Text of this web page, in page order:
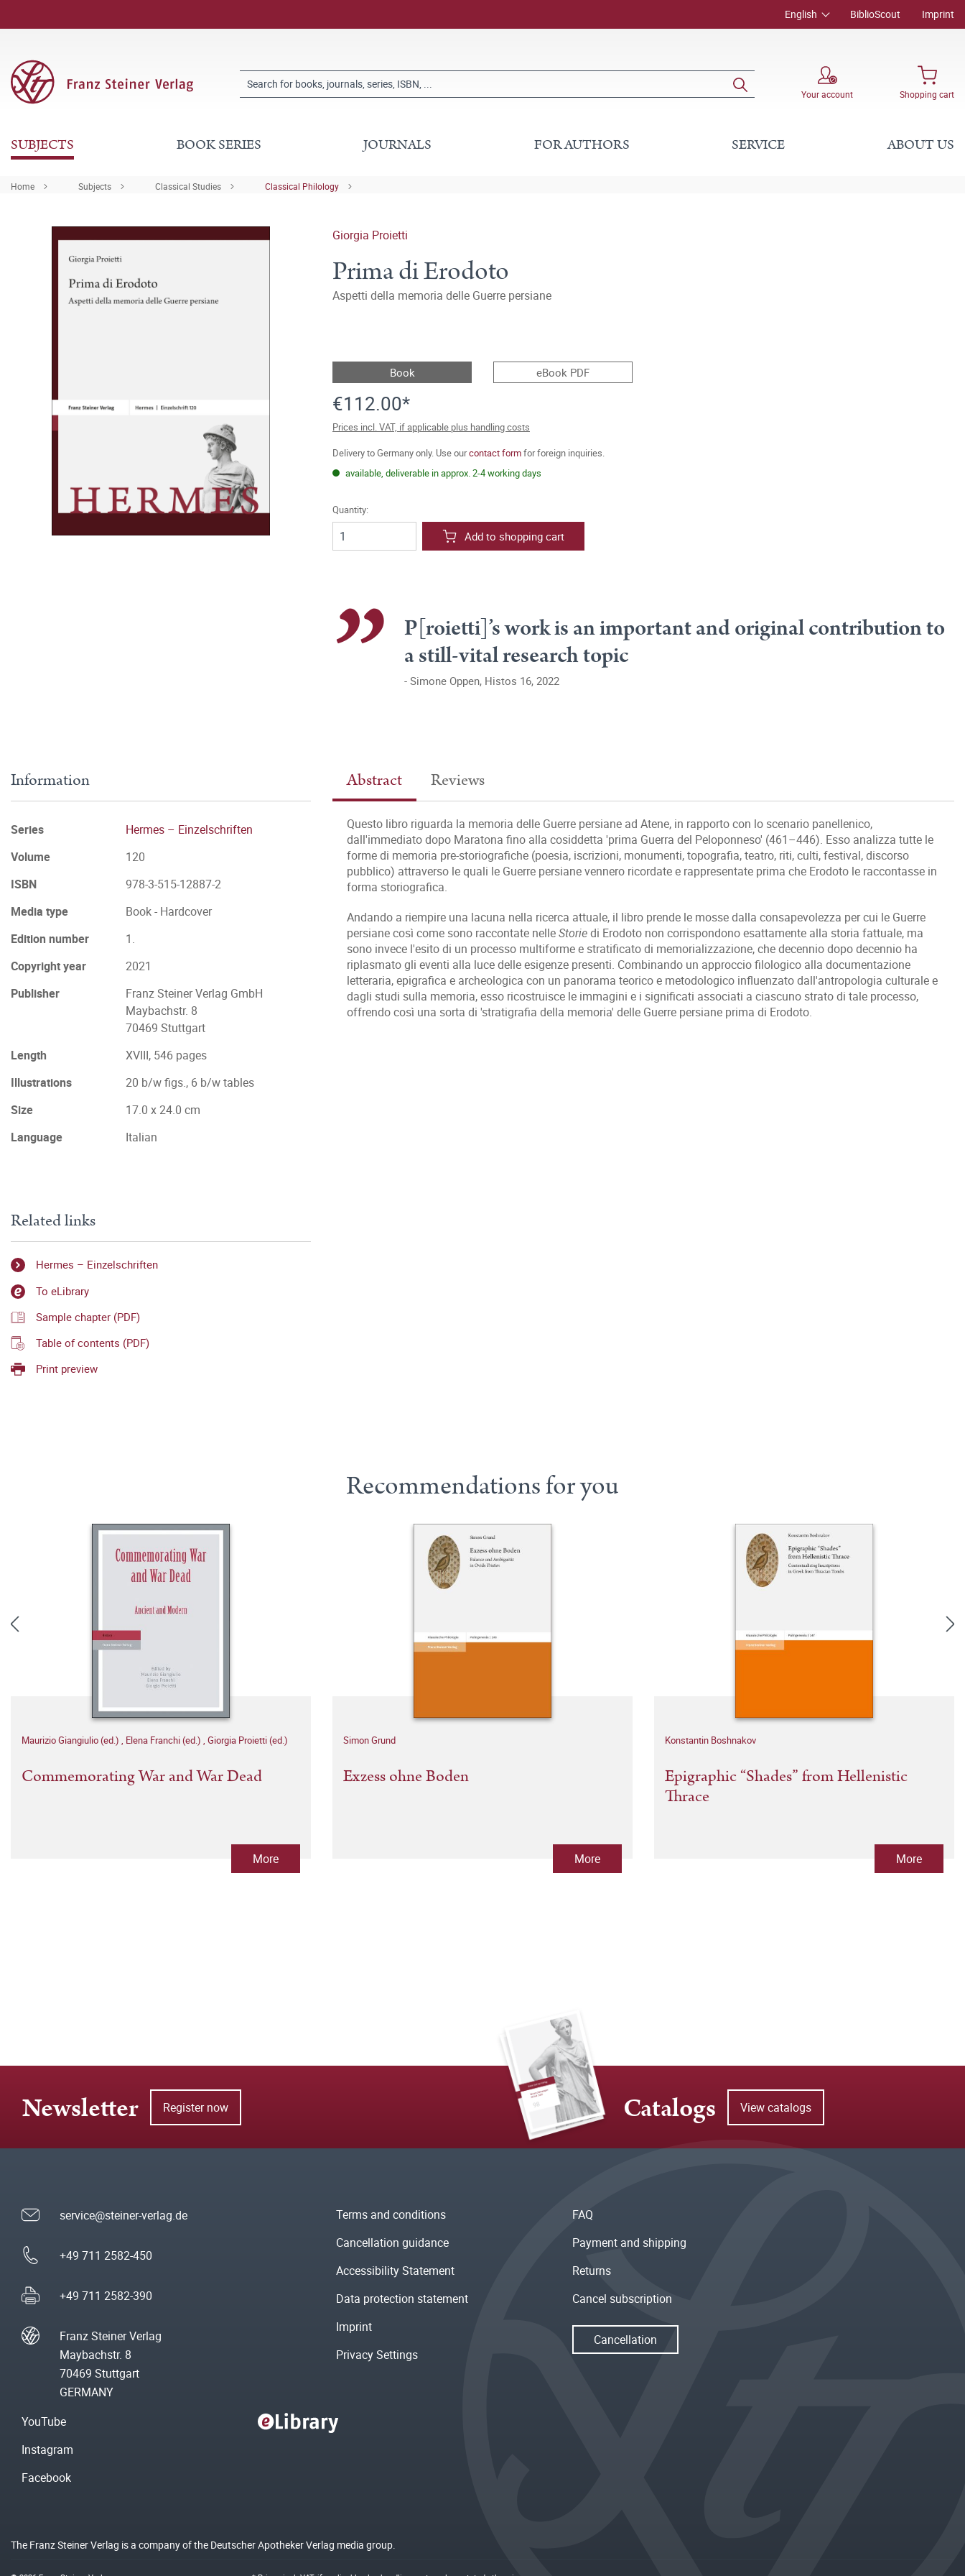
English BiblioScout Imprint
Your account Shopping cart
SUBJECTS BOOK SERIES JOURNALS FOR AUTHORS SERVICE ABOUT US
Home Subjects Classical Studies Classical Philology
Giorgia Proietti
Prima di Erodoto
Aspetti della memoria delle Guerre persiane
Book eBook PDF
€112.00*
Prices incl. VAT, if applicable plus handling costs
Delivery to Germany only. Use ourcontact formfor foreign inquiries.
available, deliverable in approx. 2-4 working days
Quantity:
Add to shopping cart
P[roietti]’s work is an important and original contribution to
a still-vital research topic
Simone Oppen, Histos 16, 2022
Abstract Reviews
Questo libro riguarda la memoria delle Guerre persiane ad Atene, in rapporto con lo scenario panellenico,
dall'immediato dopo Maratona fino alla cosiddetta 'prima Guerra del Peloponneso' (461–446). Esso analizza tutte le
forme di memoria pre-storiografiche (poesia, iscrizioni, monumenti, topografia, teatro, riti, culti, festival, discorso
pubblico) attraverso le quali le Guerre persiane vennero ricordate e rappresentate prima che Erodoto le raccontasse in
forma storiografica.
Andando a riempire una lacuna nella ricerca attuale, il libro prende le mosse dalla consapevolezza per cui le Guerre
persiane così come sono raccontate nelleStoriedi Erodoto non corrispondono esattamente alla storia fattuale, ma
sono invece l'esito di un processo multiforme e stratificato di memorializzazione, che decennio dopo decennio ha
riplasmato gli eventi alla luce delle esigenze presenti. Combinando un approccio filologico alla documentazione
letteraria, epigrafica e archeologica con un panorama teorico e metodologico influenzato dall'antropologia culturale e
dagli studi sulla memoria, esso ricostruisce le immagini e i significati associati a ciascuno strato di tale processo,
offrendo così una sorta di 'stratigrafia della memoria' delle Guerre persiane prima di Erodoto.
Information
Series
Hermes – Einzelschriften
Volume
120
ISBN
978-3-515-12887-2
Media type
Book - Hardcover
Edition number
1.
Copyright year
2021
Publisher
Franz Steiner Verlag GmbH
Maybachstr. 8
70469 Stuttgart
Length
XVIII, 546 pages
Illustrations
20 b/w figs., 6 b/w tables
Size
17.0 x 24.0 cm
Language
Italian
Related links
Hermes – Einzelschriften
To eLibrary
Sample chapter (PDF)
Table of contents (PDF)
Print preview
Recommendations for you
Maurizio Giangiulio (ed.) , Elena Franchi (ed.) , Giorgia Proietti (ed.)
Commemorating War and War Dead
More
Simon Grund
Exzess ohne Boden
More
Konstantin Boshnakov
Epigraphic “Shades” from Hellenistic
Thrace
More
Newsletter Register now Catalogs View catalogs
service@steiner-verlag.de
+49 711 2582-450
+49 711 2582-390
Franz Steiner Verlag
Maybachstr. 8
70469 Stuttgart
GERMANY
Terms and conditions
Cancellation guidance
Accessibility Statement
Data protection statement
Imprint
Privacy Settings
FAQ
Payment and shipping
Returns
Cancel subscription
Cancellation
YouTube
Instagram
Facebook
The Franz Steiner Verlag is a company of the Deutscher Apotheker Verlag media group.